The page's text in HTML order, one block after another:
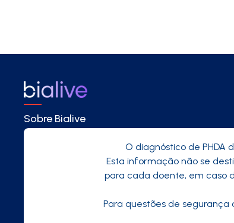
Sobre Bialive
O diagnóstico de
Esta informação não se
para cada doente, em caso
Para questões de